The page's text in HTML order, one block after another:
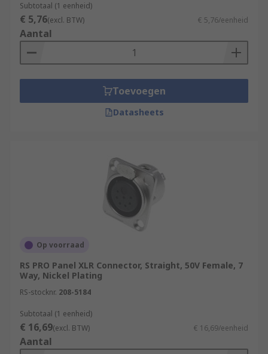
Subtotaal (1 eenheid)
€ 5,76(excl. BTW) € 5,76/eenheid
Aantal
Toevoegen
Datasheets
Op voorraad
RS PRO Panel XLR Connector, Straight, 50V Female, 7
Way, Nickel Plating
RS-stocknr. 208-5184
Subtotaal (1 eenheid)
€ 16,69(excl. BTW) € 16,69/eenheid
Aantal